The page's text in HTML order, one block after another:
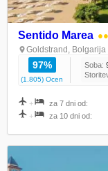
Sentido Marea
Goldstrand, Bolgarija
97%
(1.805) Ocen
Soba:
+ za 7 dni od:
+ za 10 dni od: